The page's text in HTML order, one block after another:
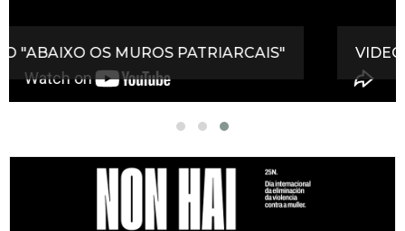
VIDEO LIBRE DE VIOLENCIAS MACHISTAS